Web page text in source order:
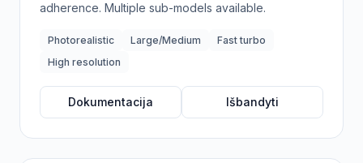
adherence. Multiple sub-models available.
Photorealistic Large/Medium
Fast turbo
High resolution
Dokumentacija Išbandyti